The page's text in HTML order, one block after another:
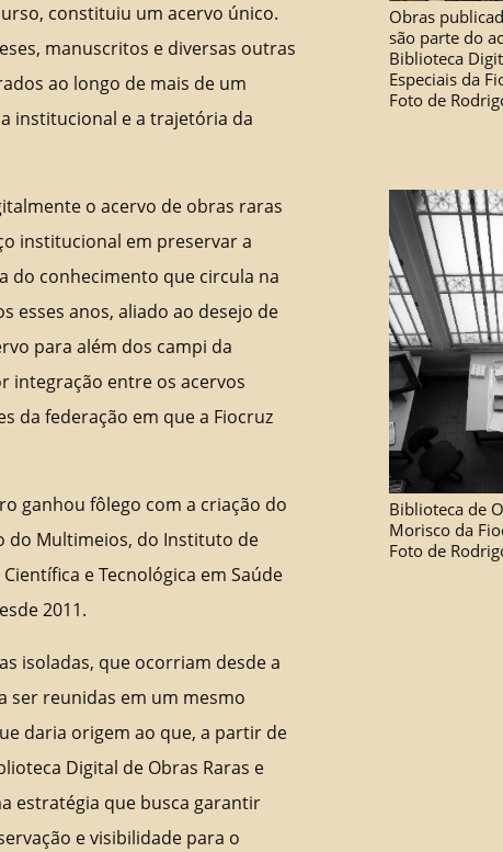
constituiu um acervo único.
manuscritos e diversas outras
ao longo de mais de um
institucional e a trajetória da
o acervo de obras raras
institucional em preservar a
do conhecimento que circula na
esses anos, aliado ao desejo de
para além dos campi da
integração entre os acervos
da federação em que a Fiocruz
ganhou fôlego com a criação do
do Multimeios, do Instituto de
e Tecnológica em Saúde
2011.
isoladas, que ocorriam desde a
ser reunidas em um mesmo
daria origem ao que, a partir de
Digital de Obras Raras e
estratégia que busca garantir
e visibilidade para o
Obras
são parte do
Biblioteca
Especiais da
Foto de
Biblioteca de
Morisco da
Foto de